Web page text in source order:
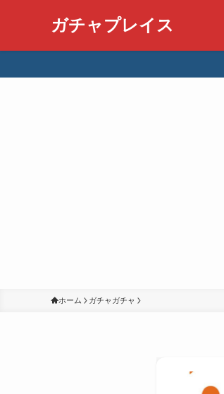
ガチャプレイス
ホーム ガチャガチャ